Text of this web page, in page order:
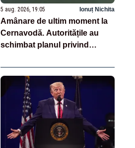
5 aug. 2026, 19:05 Ionuț Nichita
Amânare de ultim moment la
Cernavodă. Autoritățile au
schimbat planul privind